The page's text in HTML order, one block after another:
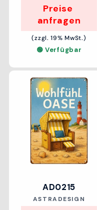
Preise
anfragen
(zzgl. 19% MwSt.)
🟢 Verfügbar
AD0215
Anbieter:
ASTRADESIGN